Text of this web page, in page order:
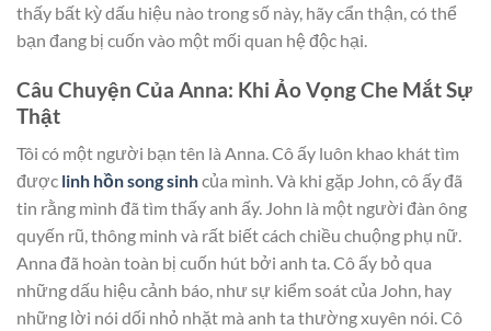
thấy bất kỳ dấu hiệu nào trong số này, hãy cẩn thận, có thể
bạn đang bị cuốn vào một mối quan hệ độc hại.
Câu Chuyện Của Anna: Khi Ảo Vọng Che Mắt Sự
Thật
Tôi có một người bạn tên là Anna. Cô ấy luôn khao khát tìm
được linh hồn song sinhcủa mình. Và khi gặp John, cô ấy đã
tin rằng mình đã tìm thấy anh ấy. John là một người đàn ông
quyến rũ, thông minh và rất biết cách chiều chuộng phụ nữ.
Anna đã hoàn toàn bị cuốn hút bởi anh ta. Cô ấy bỏ qua
những dấu hiệu cảnh báo, như sự kiểm soát của John, hay
những lời nói dối nhỏ nhặt mà anh ta thường xuyên nói. Cô